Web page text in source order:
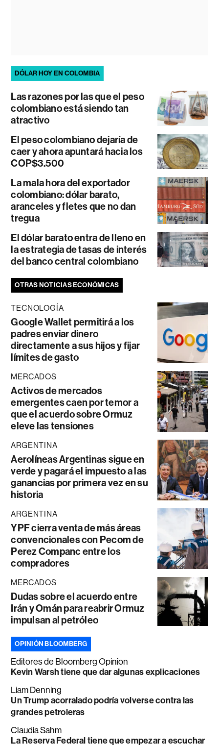
DÓLAR HOY EN COLOMBIA
Las razones por las que el peso
colombiano está siendo tan
atractivo
El peso colombiano dejaría de
caer y ahora apuntará hacia los
COP$3.500
La mala hora del exportador
colombiano: dólar barato,
aranceles y fletes que no dan
tregua
El dólar barato entra de lleno en
la estrategia de tasas de interés
del banco central colombiano
OTRAS NOTICIAS ECONÓMICAS
TECNOLOGÍA
Google Wallet permitirá a los
padres enviar dinero
directamente a sus hijos y fijar
límites de gasto
MERCADOS
Activos de mercados
emergentes caen por temor a
que el acuerdo sobre Ormuz
eleve las tensiones
ARGENTINA
Aerolíneas Argentinas sigue en
verde y pagará el impuesto a las
ganancias por primera vez en su
historia
ARGENTINA
YPF cierra venta de más áreas
convencionales con Pecom de
Perez Companc entre los
compradores
MERCADOS
Dudas sobre el acuerdo entre
Irán y Omán para reabrir Ormuz
impulsan al petróleo
OPINIÓN BLOOMBERG
Editores de Bloomberg Opinion
Kevin Warsh tiene que dar algunas explicaciones
Liam Denning
Un Trump acorralado podría volverse contra las
grandes petroleras
Claudia Sahm
La Reserva Federal tiene que empezar a escuchar